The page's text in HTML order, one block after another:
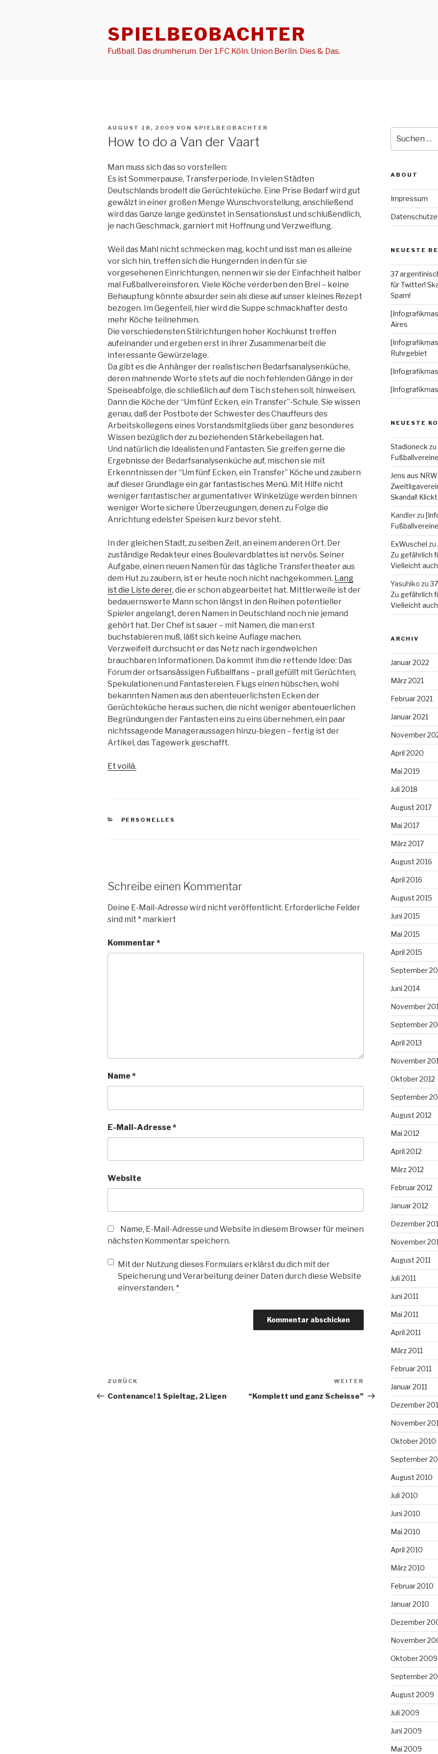
SPIELBEOBACHTER
Fußball. Das drumherum. Der 1.FC Köln. Union Berlin. Dies & Das.
VERÖFFENTLICHT
AUGUST 18, 2009 VON SPIELBEOBACHTER
How to do a Van der Vaart
Man muss sich das so vorstellen:
Es ist Sommerpause, Transferperiode. In vielen Städten
Deutschlands brodelt die Gerüchteküche. Eine Prise Bedarf wird gut
gewälzt in einer großen Menge Wunschvorstellung, anschließend
wird das Ganze lange gedünstet in Sensationslust und schlußendlich,
je nach Geschmack, garniert mit Hoffnung und Verzweiflung.
Weil das Mahl nicht schmecken mag, kocht und isst man es alleine
vor sich hin, treffen sich die Hungernden in den für sie
vorgesehenen Einrichtungen, nennen wir sie der Einfachheit halber
mal Fußballvereinsforen. Viele Köche verderben den Brei – keine
Behauptung könnte absurder sein als diese auf unser kleines Rezept
bezogen. Im Gegenteil, hier wird die Suppe schmackhafter desto
mehr Köche teilnehmen.
Die verschiedensten Stilrichtungen hoher Kochkunst treffen
aufeinander und ergeben erst in ihrer Zusammenarbeit die
interessante Gewürzelage.
Da gibt es die Anhänger der realistischen Bedarfsanalysenküche,
deren mahnende Worte stets auf die noch fehlenden Gänge in der
Speiseabfolge, die schließlich auf dem Tisch stehen soll, hinweisen.
Dann die Köche der “Um fünf Ecken, ein Transfer”-Schule. Sie wissen
genau, daß der Postbote der Schwester des Chauffeurs des
Arbeitskollegens eines Vorstandsmitglieds über ganz besonderes
Wissen bezüglich der zu beziehenden Stärkebeilagen hat.
Und natürlich die Idealisten und Fantasten. Sie greifen gerne die
Ergebnisse der Bedarfsanalysenküche auf, mischen sie mit
Erkenntnissen der “Um fünf Ecken, ein Transfer” Köche und zaubern
auf dieser Grundlage ein gar fantastisches Menü. Mit Hilfe nicht
weniger fantastischer argumentativer Winkelzüge werden binnen
weniger Worte sichere Überzeugungen, denen zu Folge die
Anrichtung edelster Speisen kurz bevor steht.
In der gleichen Stadt, zu selben Zeit, an einem anderen Ort. Der
zuständige Redakteur eines Boulevardblattes ist nervös. Seiner
Aufgabe, einen neuen Namen für das tägliche Transfertheater aus
dem Hut zu zaubern, ist er heute noch nicht nachgekommen. Lang
ist die Liste derer, die er schon abgearbeitet hat. Mittlerweile ist der
bedauernswerte Mann schon längst in den Reihen potentieller
Spieler angelangt, deren Namen in Deutschland noch nie jemand
gehört hat. Der Chef ist sauer – mit Namen, die man erst
buchstabieren muß, läßt sich keine Auflage machen.
Verzweifelt durchsucht er das Netz nach irgendwelchen
brauchbaren Informationen. Da kommt ihm die rettende Idee: Das
Forum der ortsansässigen Fußballfans – prall gefüllt mit Gerüchten,
Spekulationen und Fantastereien. Flugs einen hübschen, wohl
bekannten Namen aus den abenteuerlichsten Ecken der
Gerüchteküche heraus suchen, die nicht weniger abenteuerlichen
Begründungen der Fantasten eins zu eins übernehmen, ein paar
nichtssagende Manageraussagen hinzu-biegen – fertig ist der
Artikel, das Tagewerk geschafft.
Et voilà.
KATEGORIEN
PERSONELLES
Schreibe einen Kommentar
Deine E-Mail-Adresse wird nicht veröffentlicht. Erforderliche Felder
sind mit * markiert
Kommentar *
Name*
E-Mail-Adresse*
Website
Name, E-Mail-Adresse und Website in diesem Browser für meinen
nächsten Kommentar speichern.
Mit der Nutzung dieses Formulars erklärst du dich mit der
Speicherung und Verarbeitung deiner Daten durch diese Website
einverstanden. *
Beitragsnavigation
Vorheriger
Beitrag
ZURÜCK
Contenance! 1 Spieltag, 2 Ligen
Nächster
Beitrag
WEITER
“Komplett und ganz Scheisse”
nach:
ABOUT
Impressum
NEUESTE
37
für Twitter!
Spam!
Aires
Ruhrgebiet
NEUESTE
Stadioneck zu
Jens aus NRW
Skandal!
Kandlerzu
ExWuschel zu
Zu gefährlich
Vielleicht
Yasuhiko zu
Zu gefährlich
Vielleicht
ARCHIV
Januar 2022
März 2021
Februar 2021
Januar 2021
November
April 2020
Mai 2019
Juli 2018
August 2017
Mai 2017
März 2017
August 2016
April 2016
August 2015
Juni 2015
Mai 2015
April 2015
September
Juni 2014
November
September
April 2013
November
Oktober 2012
September
August 2012
Mai 2012
April 2012
März 2012
Februar 2012
Januar 2012
Dezember
November
August 2011
Juli 2011
Juni 2011
Mai 2011
April 2011
März 2011
Februar 2011
Januar 2011
Dezember
November
Oktober 2010
September
August 2010
Juli 2010
Juni 2010
Mai 2010
April 2010
März 2010
Februar 2010
Januar 2010
Dezember
November
Oktober 2009
September
August 2009
Juli 2009
Juni 2009
Mai 2009